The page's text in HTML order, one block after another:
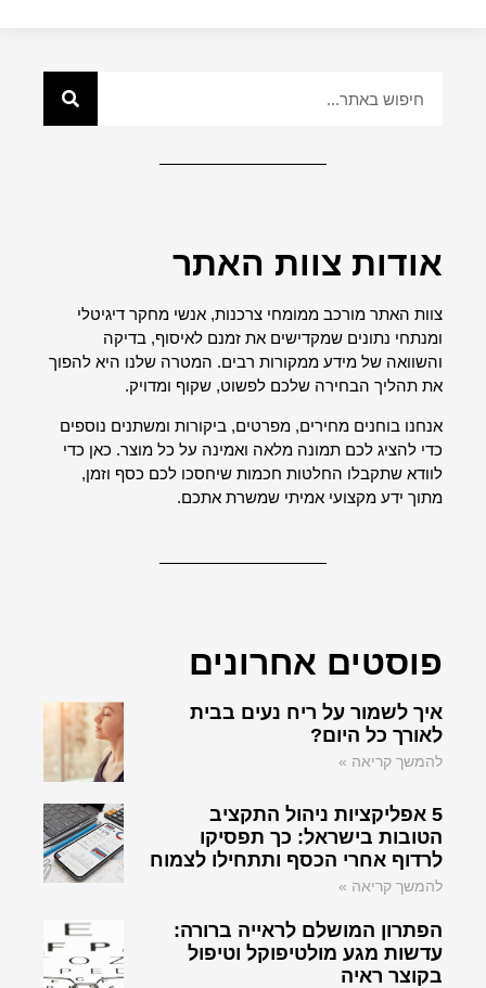
אודות צוות האתר
צוות האתר מורכב ממומחי צרכנות, אנשי מחקר דיגיטלי
ומנתחי נתונים שמקדישים את זמנם לאיסוף, בדיקה
והשוואה של מידע ממקורות רבים. המטרה שלנו היא להפוך
את תהליך הבחירה שלכם לפשוט, שקוף ומדויק.
אנחנו בוחנים מחירים, מפרטים, ביקורות ומשתנים נוספים
כדי להציג לכם תמונה מלאה ואמינה על כל מוצר. כאן כדי
לוודא שתקבלו החלטות חכמות שיחסכו לכם כסף וזמן,
מתוך ידע מקצועי אמיתי שמשרת אתכם.
פוסטים אחרונים
איך לשמור על ריח נעים בבית
לאורך כל היום?
להמשך קריאה »
5 אפליקציות ניהול התקציב
הטובות בישראל: כך תפסיקו
לרדוף אחרי הכסף ותתחילו לצמוח
להמשך קריאה »
הפתרון המושלם לראייה ברורה:
עדשות מגע מולטיפוקל וטיפול
בקוצר ראיה